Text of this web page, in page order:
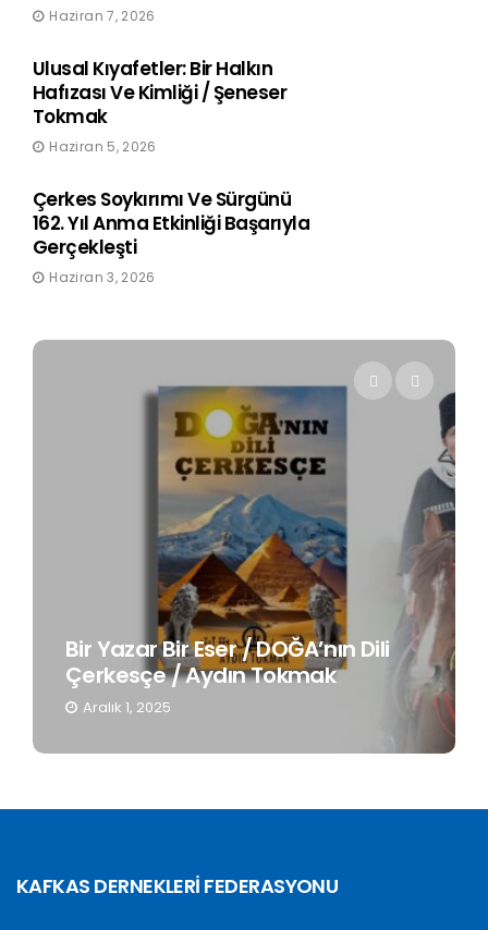
Haziran 7, 2026
Ulusal Kıyafetler: Bir Halkın
Hafızası Ve Kimliği / Şeneser
Tokmak
Haziran 5, 2026
Çerkes Soykırımı Ve Sürgünü
162. Yıl Anma Etkinliği Başarıyla
Gerçekleşti
Haziran 3, 2026
Bir Yazar Bir Eser / DOĞA’nın Dili
Çerkesçe / Aydın Tokmak
Aralık 1, 2025
KAFKAS DERNEKLERİ FEDERASYONU